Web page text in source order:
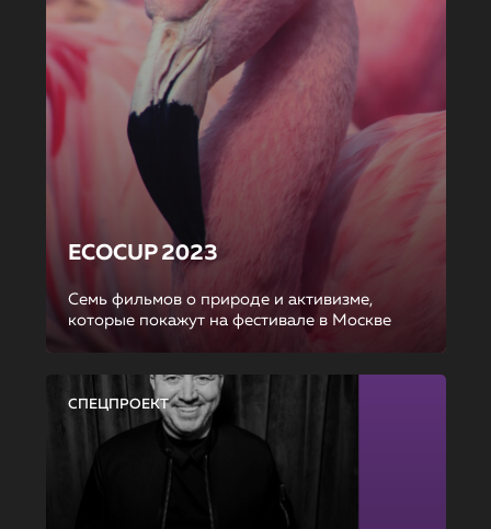
ECOCUP 2023
Семь фильмов о природе и активизме,
которые покажут на фестивале в Москве
СПЕЦПРОЕКТ